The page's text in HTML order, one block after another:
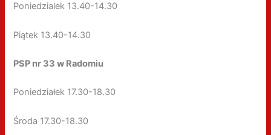
Poniedzialek 13.40-14.30
Piątek 13.40-14.30
PSP nr 33 w Radomiu
Poniedziałek 17.30-18.30
Środa 17.30-18.30